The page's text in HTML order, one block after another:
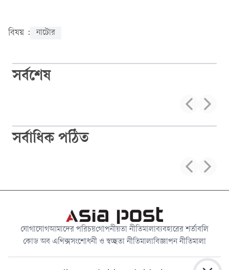
বিষয় : নাটোর
সর্বশেষ
সর্বাধিক পঠিত
যোগাযোগআমাদের পরিচয়গোপনীয়তা নীতিমালাব্যবহারের শর্তাবলি
কোড অব এথিক্সসংশোধনী ও স্বচ্ছতা নীতিমালাবিজ্ঞাপন নীতিমালা